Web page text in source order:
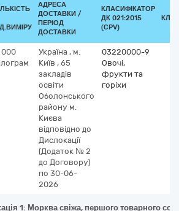
АДРЕСА
ДОСТАВКИ /
ПЕРІОД
ДОСТАВКИ
КЛАСИФІКАТОР
ДК 021:2015
(CPV)
000
Україна , м.
Київ , 65
закладів
освіти
Оболонського
району м.
Києва
відповідно до
Дислокації
(Додаток № 2
до Договору)
по 30-06-
2026
03220000-9
Овочі,
фрукти та
горіхи
1: Морква свіжа, першого товарного